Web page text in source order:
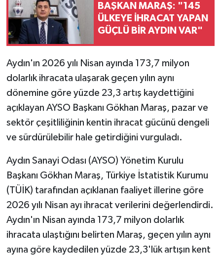
BAŞKAN MARAŞ: "145
ÜLKEYE İHRACAT YAPAN
GÜÇLÜ BİR AYDIN VAR"
Aydın'ın 2026 yılı Nisan ayında 173,7 milyon
dolarlık ihracata ulaşarak geçen yılın aynı
dönemine göre yüzde 23,3 artış kaydettiğini
açıklayan AYSO Başkanı Gökhan Maraş, pazar ve
sektör çeşitliliğinin kentin ihracat gücünü dengeli
ve sürdürülebilir hale getirdiğini vurguladı.
Aydın Sanayi Odası (AYSO) Yönetim Kurulu
Başkanı Gökhan Maraş, Türkiye İstatistik Kurumu
(TÜİK) tarafından açıklanan faaliyet illerine göre
2026 yılı Nisan ayı ihracat verilerini değerlendirdi.
Aydın'ın Nisan ayında 173,7 milyon dolarlık
ihracata ulaştığını belirten Maraş, geçen yılın aynı
ayına göre kaydedilen yüzde 23,3'lük artışın kent